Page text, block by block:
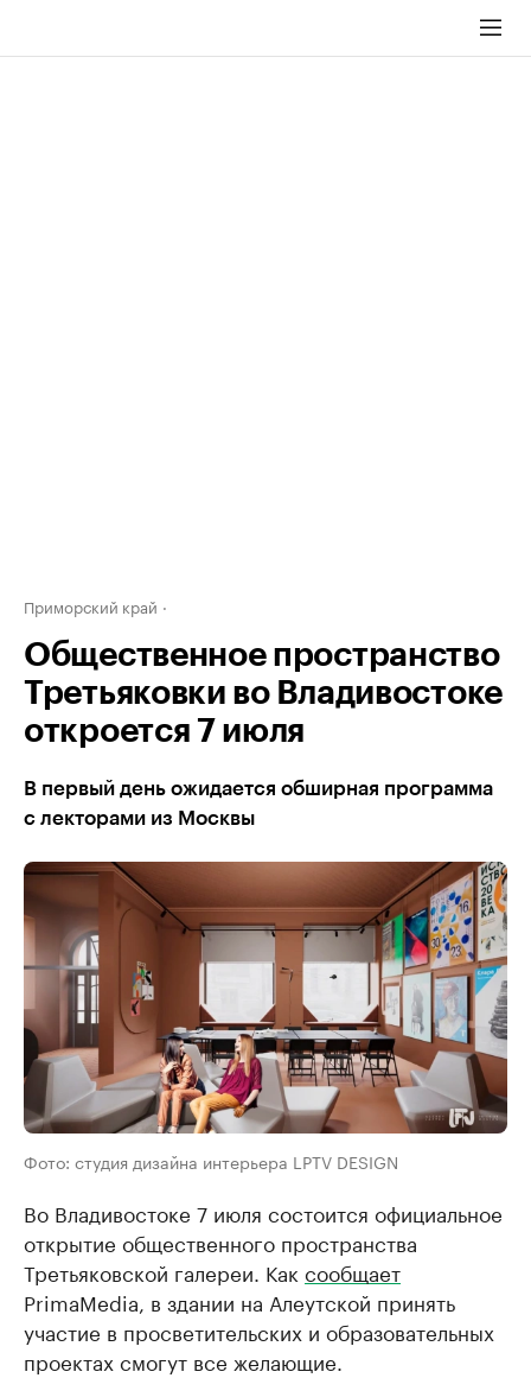
Приморский край
Общественное пространство
Третьяковки во Владивостоке
откроется 7 июля
В первый день ожидается обширная программа
с лекторами из Москвы
Фото: студия дизайна интерьера LPTV DESIGN
Во Владивостоке 7 июля состоится официальное
открытие общественного пространства
Третьяковской галереи. Как сообщает
PrimaMedia, в здании на Алеутской принять
участие в просветительских и образовательных
проектах смогут все желающие.